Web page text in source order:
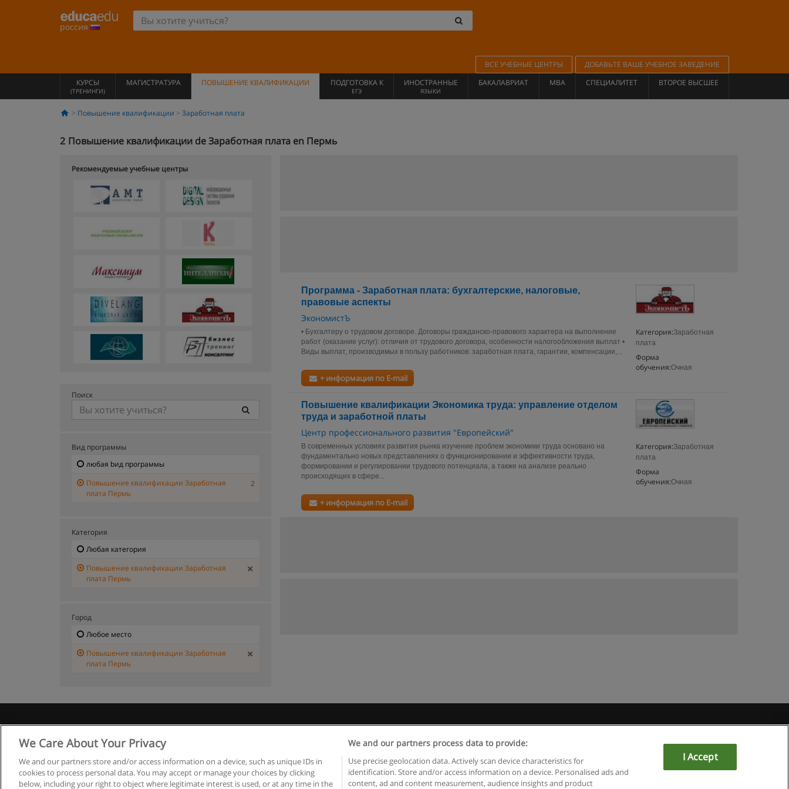
россия
ВСЕ УЧЕБНЫЕ ЦЕНТРЫ
ДОБАВЬТЕ ВАШЕ УЧЕБНОЕ ЗАВЕДЕНИЕ
КУРСЫ
(ТРЕНИНГИ)
МАГИСТРАТУРА ПОВЫШЕНИЕ КВАЛИФИКАЦИИ ПОДГОТОВКА К
ЕГЭ
ИНОСТРАННЫЕ
ЯЗЫКИ
БАКАЛАВРИАТ MBA СПЕЦИАЛИТЕТ ВТОРОЕ ВЫСШЕЕ
Повышение квалификации Заработная плата
2 Повышение квалификации de Заработная плата en Пермь
Программа - Заработная плата: бухгалтерские, налоговые,
правовые аспекты
ЭкономистЪ
Категория:Заработная
плата
Форма
обучения:Очная
• Бухгалтеру о трудовом договоре. Договоры гражданско-правового характера на выполнение
работ (оказание услуг): отличия от трудового договора, особенности налогообложения выплат •
Виды выплат, производимых в пользу работников: заработная плата, гарантии, компенсации,...
+ информация по E-mail
Повышение квалификации Экономика труда: управление отделом
труда и заработной платы
Центр профессионального развития "Европейский"
Категория:Заработная
плата
Форма
обучения:Очная
В современных условиях развития рынка изучение проблем экономики труда основано на
фундаментально новых представлениях о функционировании и эффективности труда,
формировании и регулировании трудового потенциала, а также на анализе реально
происходящих в сфере...
+ информация по E-mail
Рекомендуемые учебные центры
Поиск
Вид программы
любая bид программы
Повышение квалификации Заработная
плата Пермь
2
Категория
Любая категория
Повышение квалификации Заработная
плата Пермь
Город
Любое место
Повышение квалификации Заработная
плата Пермь
Copyright © Educaedu Business S.L. - CIF : B-95610580: -www.educaedu.ru
We Care About Your Privacy
We and our partners store and/or access information on a device, such as unique IDs in
cookies to process personal data. You may accept or manage your choices by clicking
below, including your right to object where legitimate interest is used, or at any time in the
We and our partners process data to provide:
Use precise geolocation data. Actively scan device characteristics for
identification. Store and/or access information on a device. Personalised ads and
content, ad and content measurement, audience insights and product
I Accept